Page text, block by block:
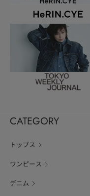
CATEGORY
トップス
ワンピース
デニム